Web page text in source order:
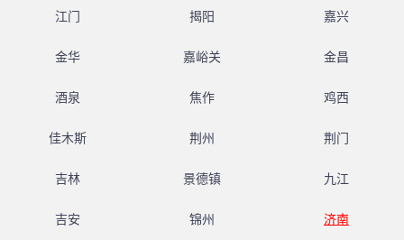
江门 揭阳 嘉兴
金华 嘉峪关 金昌
酒泉 焦作 鸡西
佳木斯 荆州 荆门
吉林 景德镇 九江
吉安 锦州 济南